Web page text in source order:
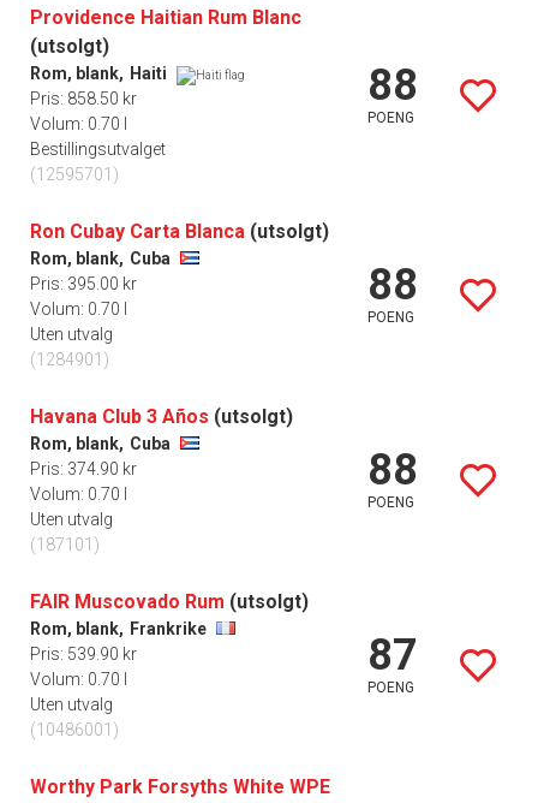
Providence Haitian Rum Blanc
(utsolgt)
Rom, blank, Haiti
Pris: 858.50 kr
Volum: 0.70 l
Bestillingsutvalget
(12595701)
88
POENG
Ron Cubay Carta Blanca (utsolgt)
Rom, blank, Cuba
Pris: 395.00 kr
Volum: 0.70 l
Uten utvalg
(1284901)
88
POENG
Havana Club 3 Años (utsolgt)
Rom, blank, Cuba
Pris: 374.90 kr
Volum: 0.70 l
Uten utvalg
(187101)
88
POENG
FAIR Muscovado Rum (utsolgt)
Rom, blank, Frankrike
Pris: 539.90 kr
Volum: 0.70 l
Uten utvalg
(10486001)
87
POENG
Worthy Park Forsyths White WPE